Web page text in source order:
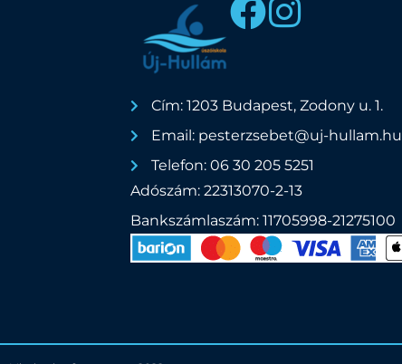
Cím: 1203 Budapest, Zodony u. 1.
Email: pesterzsebet@uj-hullam.hu
Telefon: 06 30 205 5251
Adószám: 22313070-2-13
Bankszámlaszám: 11705998-21275100